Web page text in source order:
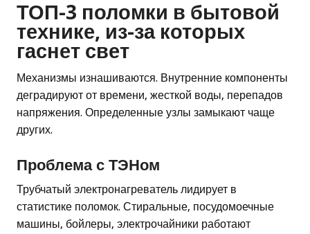
ТОП-3 поломки в бытовой
технике, из-за которых
гаснет свет
Механизмы изнашиваются. Внутренние компоненты
деградируют от времени, жесткой воды, перепадов
напряжения. Определенные узлы замыкают чаще
других.
Проблема с ТЭНом
Трубчатый электронагреватель лидирует в
статистике поломок. Стиральные, посудомоечные
машины, бойлеры, электрочайники работают